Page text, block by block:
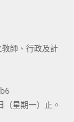
師、行政及計
星期一）止。